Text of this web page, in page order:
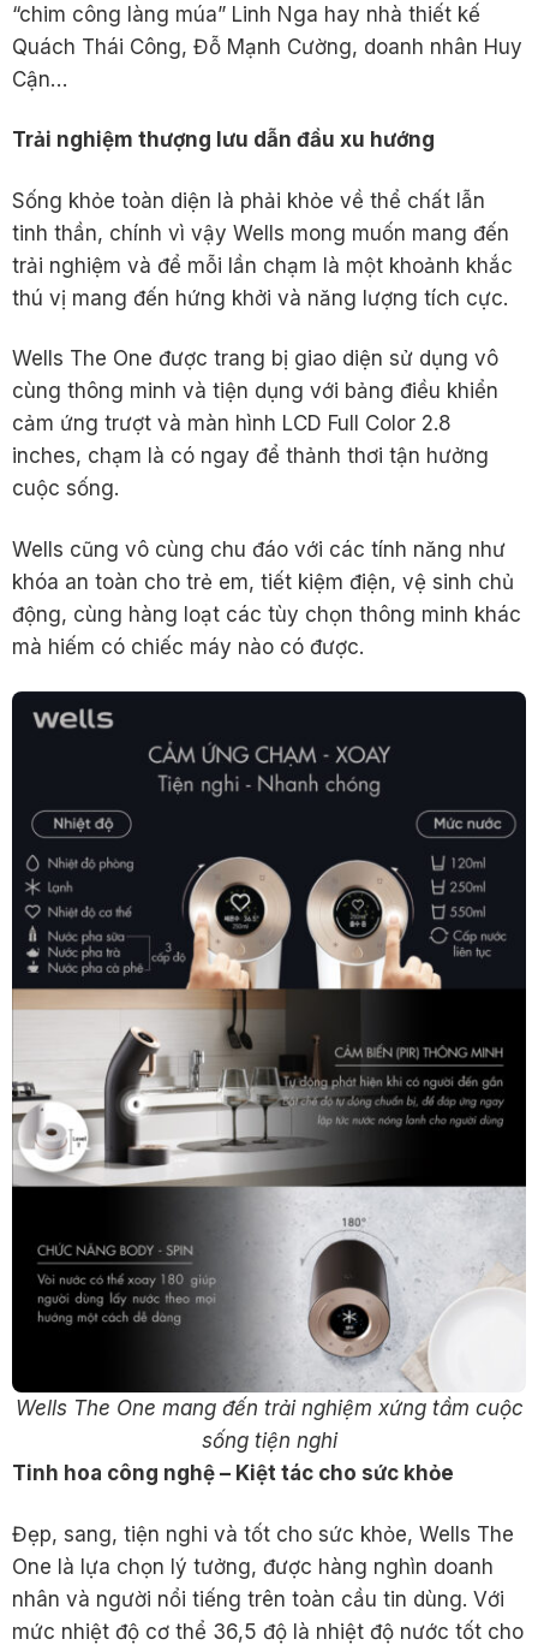
“chim công làng múa” Linh Nga hay nhà thiết kế
Quách Thái Công, Đỗ Mạnh Cường, doanh nhân Huy
Cận…
Trải nghiệm thượng lưu dẫn đầu xu hướng
Sống khỏe toàn diện là phải khỏe về thể chất lẫn
tinh thần, chính vì vậy Wells mong muốn mang đến
trải nghiệm và để mỗi lần chạm là một khoảnh khắc
thú vị mang đến hứng khởi và năng lượng tích cực.
Wells The One được trang bị giao diện sử dụng vô
cùng thông minh và tiện dụng với bảng điều khiển
cảm ứng trượt và màn hình LCD Full Color 2.8
inches, chạm là có ngay để thảnh thơi tận hưởng
cuộc sống.
Wells cũng vô cùng chu đáo với các tính năng như
khóa an toàn cho trẻ em, tiết kiệm điện, vệ sinh chủ
động, cùng hàng loạt các tùy chọn thông minh khác
mà hiếm có chiếc máy nào có được.
Wells The One mang đến trải nghiệm xứng tầm cuộc
sống tiện nghi
Tinh hoa công nghệ – Kiệt tác cho sức khỏe
Đẹp, sang, tiện nghi và tốt cho sức khỏe, Wells The
One là lựa chọn lý tưởng, được hàng nghìn doanh
nhân và người nổi tiếng trên toàn cầu tin dùng. Với
mức nhiệt độ cơ thể 36,5 độ là nhiệt độ nước tốt cho